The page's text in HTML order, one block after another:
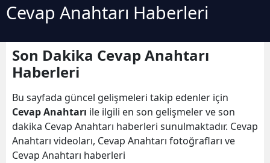
Cevap Anahtarı Haberleri
Son Dakika Cevap Anahtarı
Haberleri
Bu sayfada güncel gelişmeleri takip edenler için
Cevap Anahtarı ile ilgili en son gelişmeler ve son
dakika Cevap Anahtarı haberleri sunulmaktadır. Cevap
Anahtarı videoları, Cevap Anahtarı fotoğrafları ve
Cevap Anahtarı haberleri